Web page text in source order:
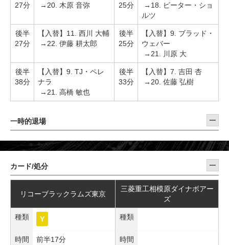
27分
→20. 木原 音弥
25分
→18. ピーター・ショ
ルツ
後半
27分
【入替】11. 西川 大輔
→22. 伊藤 耕太郎
後半
25分
【入替】9. ブラッド・
ウェバー
→21. 川原 大
後半
38分
【入替】9. TJ・ペレ
ナラ
→21. 高橋 敏也
後半
33分
【入替】7. 吉田 杏
→20. 佐藤 弘樹
一時的退場
カード/処分
リコーブラックラムズ東京
三菱重工相模原ダイナボアー
ズ
種類 Y 種類
時間 前半17分 時間